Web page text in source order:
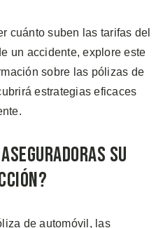
cuánto suben las tarifas del
un accidente, explore este
sobre las pólizas de
estrategias eficaces
su
de automóvil, las